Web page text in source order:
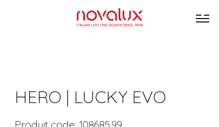
HERO | LUCKY EVO